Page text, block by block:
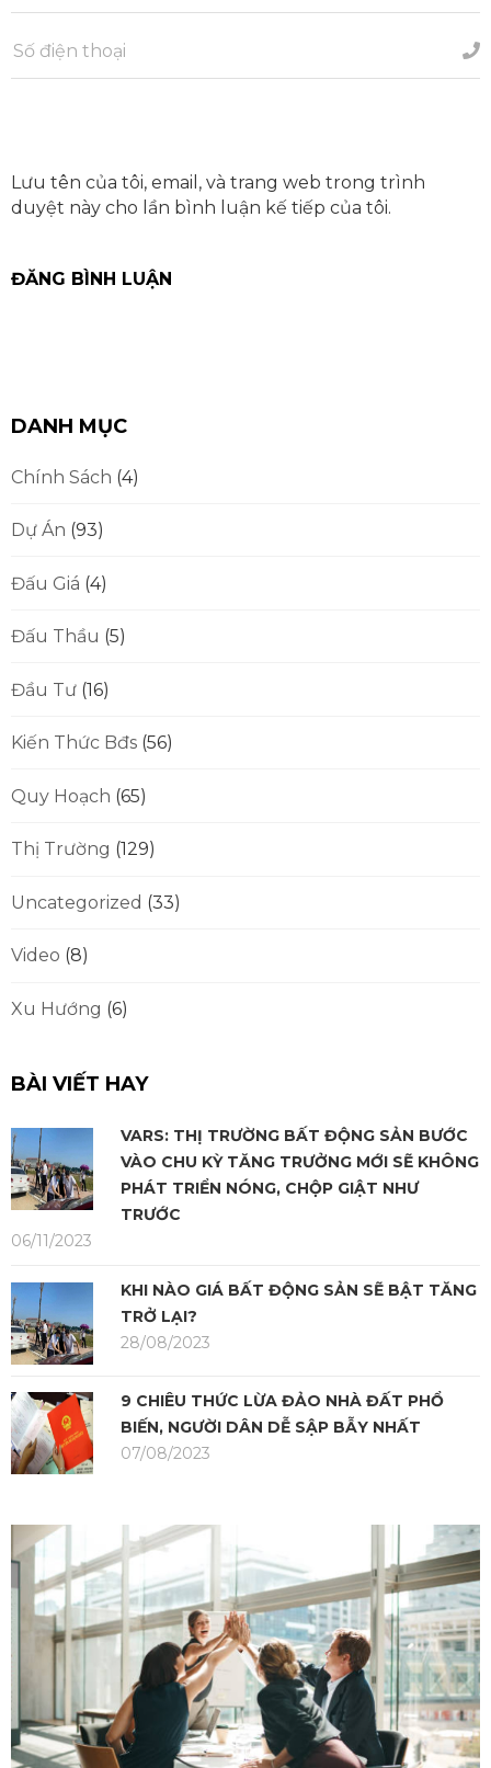
Lưu tên của tôi, email, và trang web trong trình
duyệt này cho lần bình luận kế tiếp của tôi.
DANH MỤC
Chính Sách (4)
Dự Án (93)
Đấu Giá (4)
Đấu Thầu (5)
Đầu Tư (16)
Kiến Thức Bđs (56)
Quy Hoạch (65)
Thị Trường (129)
Uncategorized (33)
Video (8)
Xu Hướng (6)
BÀI VIẾT HAY
VARS: THỊ TRƯỜNG BẤT ĐỘNG SẢN BƯỚC
VÀO CHU KỲ TĂNG TRƯỞNG MỚI SẼ KHÔNG
PHÁT TRIỂN NÓNG, CHỘP GIẬT NHƯ
TRƯỚC
06/11/2023
KHI NÀO GIÁ BẤT ĐỘNG SẢN SẼ BẬT TĂNG
TRỞ LẠI?
28/08/2023
9 CHIÊU THỨC LỪA ĐẢO NHÀ ĐẤT PHỔ
BIẾN, NGƯỜI DÂN DỄ SẬP BẪY NHẤT
07/08/2023